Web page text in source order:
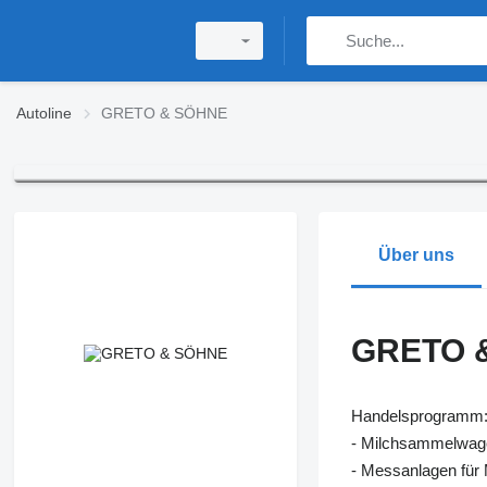
Autoline GRETO & SÖHNE
Über uns
GRETO
Handelsprogramm:
-
- Messanlagen für